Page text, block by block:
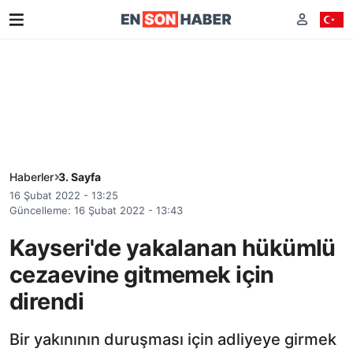
Haberler 3. Sayfa
16 Şubat 2022 - 13:25
Güncelleme: 16 Şubat 2022 - 13:43
Kayseri'de yakalanan hükümlü
cezaevine gitmemek için
direndi
Bir yakınının duruşması için adliyeye girmek